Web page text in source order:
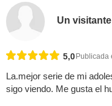
Un visitante
5,0Publicada
La.mejor serie de mi
sigo viendo. Me gusta el